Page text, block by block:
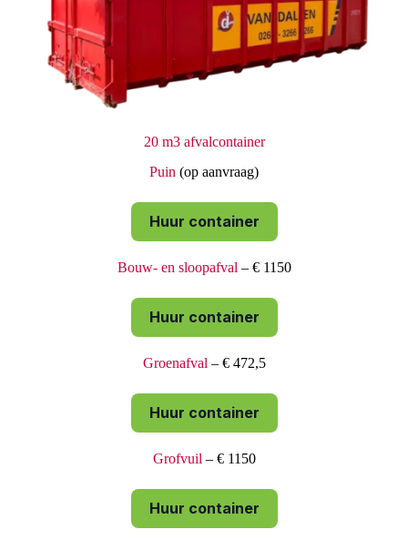
20 m3 afvalcontainer
Puin (op aanvraag)
Huur container
Bouw- en sloopafval – € 1150
Huur container
Groenafval – € 472,5
Huur container
Grofvuil – € 1150
Huur container